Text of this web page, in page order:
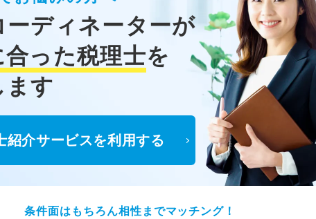
ーディネーターが
合った税理士を
ます
紹介サービスを利用する
条件面はもちろん相性までマッチング！